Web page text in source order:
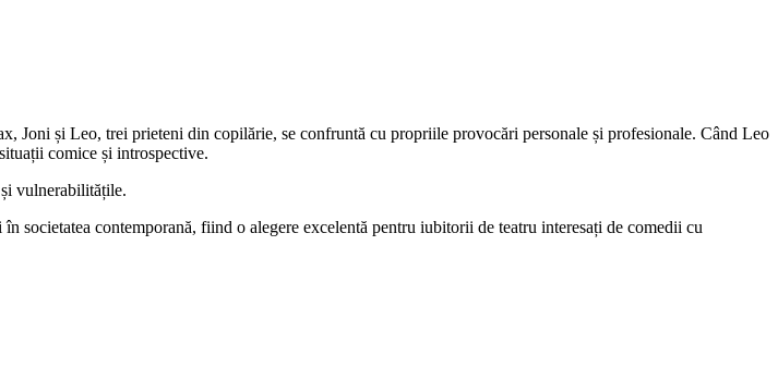
Joni și Leo, trei prieteni din copilărie, se confruntă cu propriile provocări personale și profesionale. Când Leo
comice și introspective.
vulnerabilitățile.
societatea contemporană, fiind o alegere excelentă pentru iubitorii de teatru interesați de comedii cu